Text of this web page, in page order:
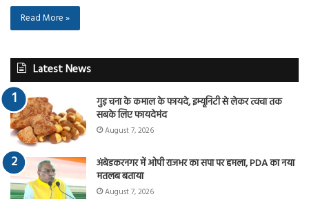
Read More »
Latest News
गुड़ चना के कमाल के फायदे, इम्यूनिटी से लेकर त्वचा तक
सबके लिए फायदेमंद
August 7, 2026
अंबेडकरनगर में ओपी राजभर का सपा पर हमला, PDA का नया
मतलब बताया
August 7, 2026